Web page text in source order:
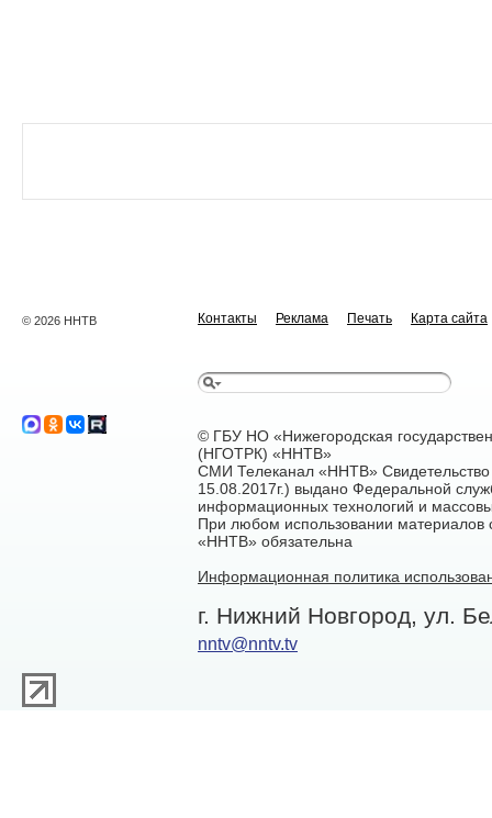
© 2026 ННТВ Контакты Реклама Печать Карта сайта
© ГБУ НО «Нижегородская
(НГОТРК) «ННТВ»
СМИ Телеканал «ННТВ»
15.08.2017г.) выдано Федеральной
информационных технологий и
При любом использовании материалов
«ННТВ» обязательна
Информационная политика
г. Нижний Новгород, ул.
nntv@nntv.tv